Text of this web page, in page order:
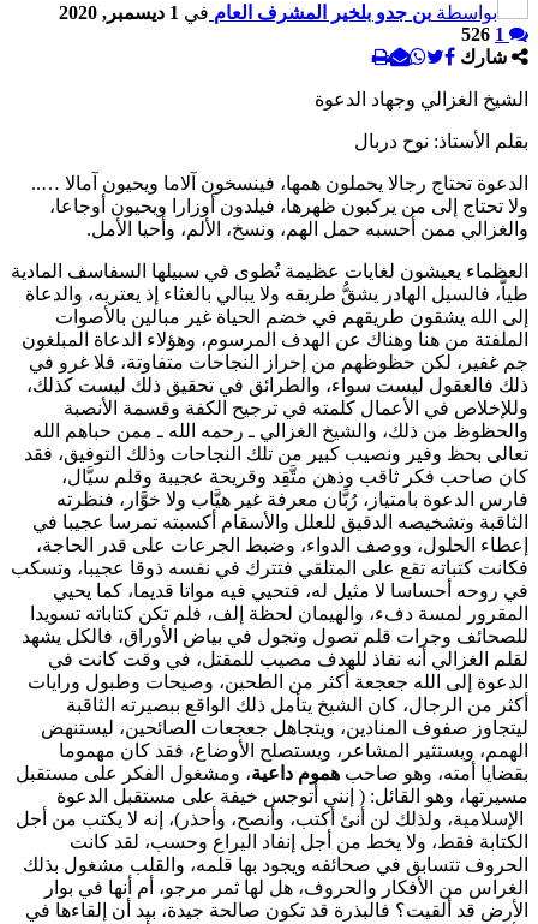
بواسطة بن جدو بلخير المشرف العام في 1 ديسمبر, 2020
1
526
شارك
الشيخ الغزالي وجهاد الدعوة
بقلم الأستاذ: نوح دربال
الدعوة تحتاج رجالا يحملون همها، فينسخون آلاما ويحيون آمالا …..
ولا تحتاج إلى من يركبون ظهرها، فيلدون أوزارا ويحيون أوجاعا،
والغزالي ممن أحسبه حمل الهم، ونسخ، الألم، وأحيا الأمل.
العظماء يعيشون لغايات عظيمة تُطوى في سبيلها السفاسف المادية
طياَّ، فالسيل الهادر يشقُّ طريقه ولا يبالي بالغثاء إذ يعتريه، والدعاة
إلى الله يشقون طريقهم في خضم الحياة غير مبالين بالأصوات
الملفتة من هنا وهناك عن الهدف المرسوم، وهؤلاء الدعاة المبلغون
جم غفير، لكن حظوظهم من إحراز النجاحات متفاوتة، فلا غرو في
ذلك فالعقول ليست سواء، والطرائق في تحقيق ذلك ليست كذلك،
وللإخلاص في الأعمال كلمته في ترجيح الكفة وقسمة الأنصبة
والحظوظ من ذلك، والشيخ الغزالي ـ رحمه الله ـ ممن حباهم الله
تعالى بحظ وفير ونصيب كبير من تلك النجاحات وذلك التوفيق، فقد
كان صاحب فكر ثاقب وذهن متَّقِد وقريحة عجيبة وقلم سيَّال،
فارس الدعوة بامتياز، رُبَّان معرفة غير هيَّاب ولا خوَّار، فنظرته
الثاقبة وتشخيصه الدقيق للعلل والأسقام أكسبته تمرسا عجيبا في
إعطاء الحلول، ووصف الدواء، وضبط الجرعات على قدر الحاجة،
فكانت كتباته تقع على المتلقي فتترك في نفسه ذوقا عجيبا، وتسكب
في روحه أحساسا لا مثيل له، فتحيي فيه مواتا قديما، كما يحيي
المقرور لمسة دفء، والهيمان لحظة إلف، فلم تكن كتاباته تسويدا
للصحائف وجرات قلم تصول وتجول في بياض الأوراق، فالكل يشهد
لقلم الغزالي أنه نفاذ للهدف مصيب للمقتل، في وقت كانت في
الدعوة إلى الله جعجعة أكثر من الطحين، وصيحات وطبول ورايات
أكثر من الرجال، كان الشيخ يتأمل ذلك الواقع ببصيرته الثاقبة
ليتجاوز صفوف المنادين، ويتجاهل جعجعات الصائحين، ليستنهض
الهمم، ويستثير المشاعر، ويستصلح الأوضاع، فقد كان مهموما
بقضايا أمته، وهو صاحب هموم داعية، ومشغول الفكر على مستقبل
مسيرتها، وهو القائل: ( إنني أتوجس خيفة على مستقبل الدعوة
الإسلامية، ولذلك لن أنئ أكتب، وأنصح، وأحذر)، إنه لا يكتب من أجل
الكتابة فقط، ولا يخط من أجل إنفاد اليراع وحسب، لقد كانت
الحروف تتسابق في صحائفه ويجود بها قلمه، والقلب مشغول بذلك
الغراس من الأفكار والحروف، هل لها ثمر مرجو، أم أنها في بوار
الأرض قد ألقيت؟ فالبذرة قد تكون صالحة جيدة، بيد أن إلقاءها في